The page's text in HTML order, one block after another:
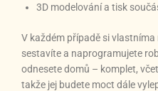
3D modelování a tisk
V každém případě si
sestavíte a naprogramujete
odnesete domů – komplet,
takže jej budete moct dále